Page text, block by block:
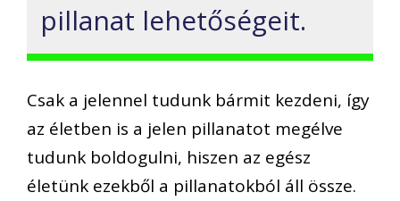
pillanat lehetőségeit.
Csak a jelennel tudunk bármit kezdeni, így
az életben is a jelen pillanatot megélve
tudunk boldogulni, hiszen az egész
életünk ezekből a pillanatokból áll össze.